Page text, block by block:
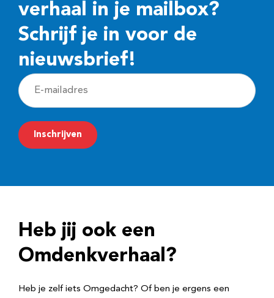
verhaal in je mailbox?
Schrijf je in voor de
nieuwsbrief!
E
-
m
a
r
e
Inschrijven
Heb jij ook een
Omdenkverhaal?
Heb je zelf iets Omgedacht? Of ben je ergens een